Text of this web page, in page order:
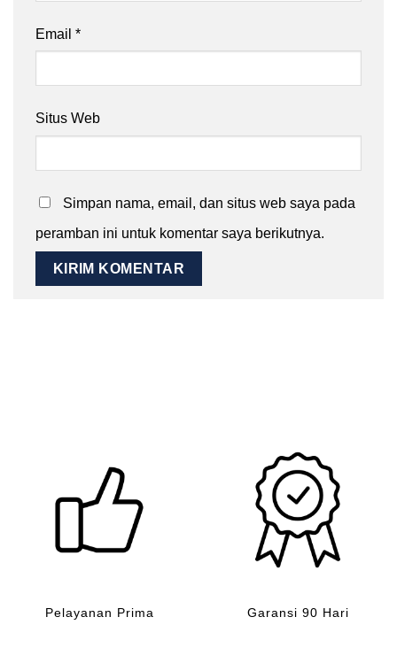
Email *
Situs Web
Simpan nama, email, dan situs web saya pada
peramban ini untuk komentar saya berikutnya.
Pelayanan Prima Garansi 90 Hari